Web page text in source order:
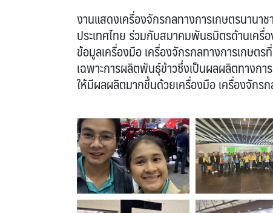
งานแสดงเครื่องจักรกลทางการเกษตรนาน
ประเทศไทย ร่วมกับสมาคมพันธมิตรด้านเครื่
ข้อมูลเครื่องมือ เครื่องจักรกลทางการเกษต
เฉพาะการผลิตพันธุ์ข้าวซึ่งเป็นผลผลิตทางก
ให้มีผลผลิตมากขึ้นด้วยเครื่องมือ เครื่องจักร